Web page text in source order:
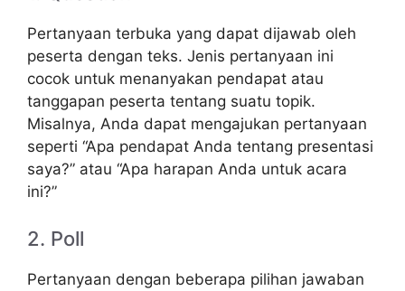
Pertanyaan terbuka yang dapat dijawab oleh
peserta dengan teks. Jenis pertanyaan ini
cocok untuk menanyakan pendapat atau
tanggapan peserta tentang suatu topik.
Misalnya, Anda dapat mengajukan pertanyaan
seperti “Apa pendapat Anda tentang presentasi
saya?” atau “Apa harapan Anda untuk acara
ini?”
2. Poll
Pertanyaan dengan beberapa pilihan jawaban